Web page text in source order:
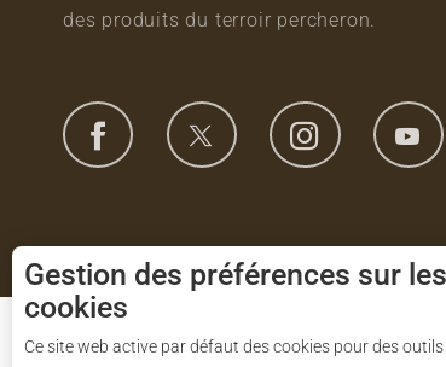
des produits du terroir percheron.
Le Syndicat Mixte de gestion du Parc est
Gestion des préférences sur les
cookies
Ce site web active par défaut des cookies pour des outils